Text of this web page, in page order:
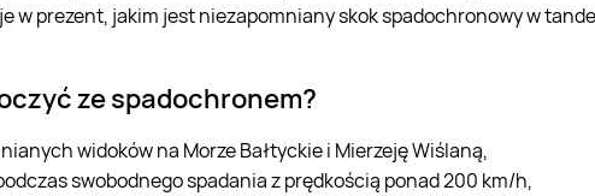
w prezent, jakim jest niezapomniany skok spadochronowy w
ze spadochronem?
widoków na Morze Bałtyckie i Mierzeję Wiślaną,
swobodnego spadania z prędkością ponad 200 km/h,